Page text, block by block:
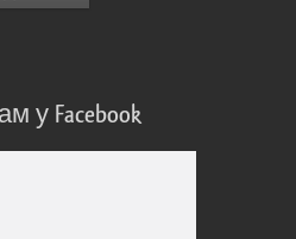
у Facebook